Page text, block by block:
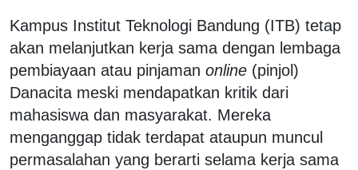
Kampus Institut Teknologi Bandung (ITB) tetap
akan melanjutkan kerja sama dengan lembaga
pembiayaan atau pinjaman online (pinjol)
Danacita meski mendapatkan kritik dari
mahasiswa dan masyarakat. Mereka
menganggap tidak terdapat ataupun muncul
permasalahan yang berarti selama kerja sama